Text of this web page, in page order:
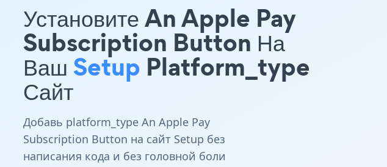
Установите An Apple Pay
Subscription Button На
Ваш Setup Platform_type
Сайт
Добавь platform_type An Apple Pay
Subscription Button на сайт Setup без
написания кода и без головной боли